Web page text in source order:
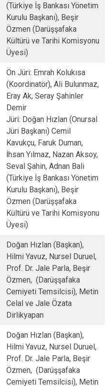
(Türkiye İş Bankası Yönetim
Kurulu Başkanı), Beşir
Özmen (Darüşşafaka
Kültürü ve Tarihi Komisyonu
Üyesi)
Ön Jüri: Emrah Kolukısa
(Koordinatör), Ali Bulunmaz,
Eray Ak, Seray Şahinler
Demir
Jüri: Doğan Hızlan (Onursal
Jüri Başkanı) Cemil
Kavukçu, Faruk Duman,
İhsan Yılmaz, Nazan Aksoy,
Seval Şahin, Adnan Bali
(Türkiye İş Bankası Yönetim
Kurulu Başkanı), Beşir
Özmen (Darüşşafaka
Kültürü ve Tarihi Komisyonu
Üyesi)
Doğan Hızlan (Başkan),
Hilmi Yavuz, Nursel Duruel,
Prof. Dr. Jale Parla, Beşir
Özmen, (Darüşşafaka
Cemiyeti Temsilcisi), Metin
Celal ve Jale Özata
Dirlikyapan
Doğan Hızlan (Başkan),
Hilmi Yavuz, Nursel Duruel,
Prof. Dr. Jale Parla, Beşir
Özmen, (Darüşşafaka
Cemiyeti Temsilcisi), Metin